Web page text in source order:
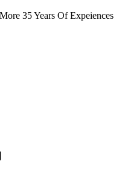
35 Years Of Expeiences